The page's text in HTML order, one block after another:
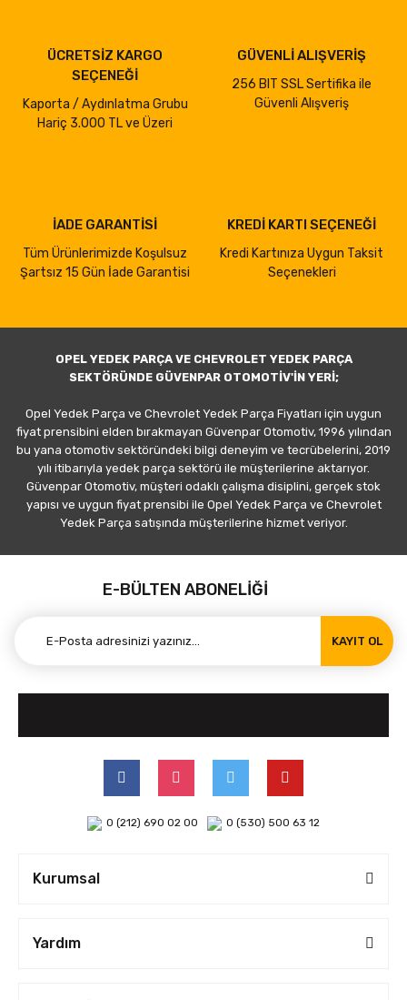
ÜCRETSİZ KARGO
SEÇENEĞİ
Kaporta / Aydınlatma Grubu
Hariç 3.000 TL ve Üzeri
GÜVENLİ ALIŞVERİŞ
256 BIT SSL Sertifika ile
Güvenli Alışveriş
İADE GARANTİSİ
Tüm Ürünlerimizde Koşulsuz
Şartsız 15 Gün İade Garantisi
KREDİ KARTI SEÇENEĞİ
Kredi Kartınıza Uygun Taksit
Seçenekleri
OPEL YEDEK PARÇA VE CHEVROLET YEDEK PARÇA
SEKTÖRÜNDE GÜVENPAR OTOMOTİV'İN YERİ;
Opel Yedek Parça ve Chevrolet Yedek Parça Fiyatları için uygun
fiyat prensibini elden bırakmayan Güvenpar Otomotiv, 1996 yılından
bu yana otomotiv sektöründeki bilgi deneyim ve tecrübelerini, 2019
yılı itibarıyla yedek parça sektörü ile müşterilerine aktarıyor.
Güvenpar Otomotiv, müşteri odaklı çalışma disiplini, gerçek stok
yapısı ve uygun fiyat prensibi ile Opel Yedek Parça ve Chevrolet
Yedek Parça satışında müşterilerine hizmet veriyor.
E-BÜLTEN ABONELİĞİ
KAYIT OL
0 (212) 690 02 00 0 (530) 500 63 12
Kurumsal
Yardım